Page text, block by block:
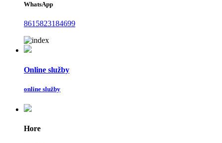
WhatsApp
8615823184699
Online služby
online služby
Hore